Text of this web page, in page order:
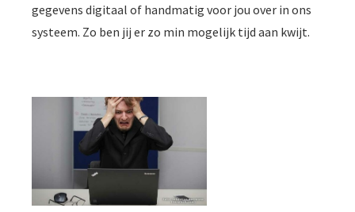
gegevens digitaal of handmatig voor jou over in ons
systeem. Zo ben jij er zo min mogelijk tijd aan kwijt.